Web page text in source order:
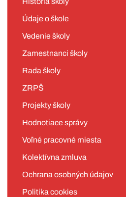
Údaje o škole
Vedenie školy
Zamestnanci školy
Rada školy
ZRPŠ
Projekty školy
Hodnotiace správy
Voľné pracovné miesta
Kolektívna zmluva
Ochrana osobných údajov
Politika cookies